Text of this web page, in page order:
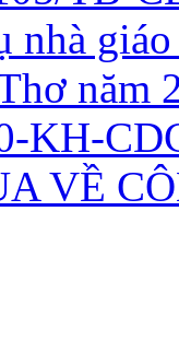
nhà
năm
KH-
VỀ